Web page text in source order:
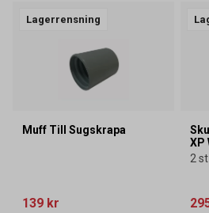
Lagerrensning
Muff Till Sugskrapa
139 kr
XP
2